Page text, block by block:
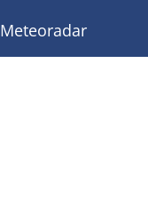
Meteoradar